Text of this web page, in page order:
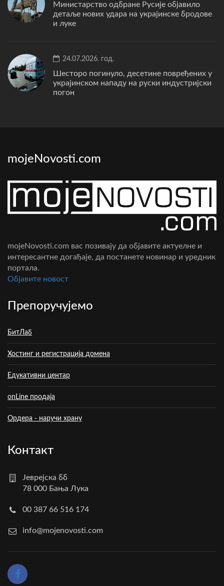
Министарство одбране Русије објавило
детаље нових удара на украјинске бродове
и луке
24.07.2026. год.
Шесторо погинуло, десетине повређених у
украјинском нападу на руски индустријски
погон
mojeNovosti.com
mojeNovosti.com вас позивају да објавите актуелне и
интересантне догађаје, да постанете новинар и уредник
портала.
Oбјавите новост
Препоручујемо
БитЛаб
Хостинг и регистрација домена
Едукативни центар
onLine продаја
Ордера - наручи храну
Контакт
Јеврејска бб
78 000 Бања Лука
00 387 66 516 174
info@mojenovosti.com